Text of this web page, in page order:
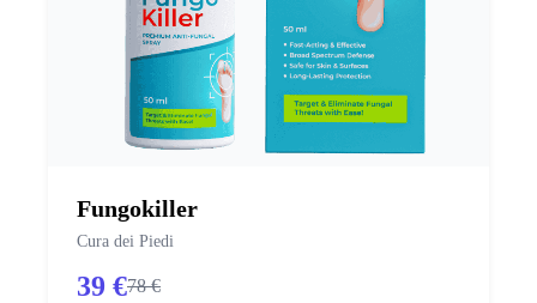
Fungokiller
Cura dei Piedi
39 €78 €